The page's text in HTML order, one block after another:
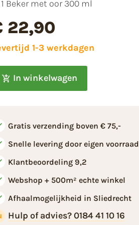
1 Beker met oor 300 ml
22,90
1-3 werkdagen
In winkelwagen
Gratis verzending boven € 75,-
Snelle levering door eigen voorraad
Klantbeoordeling 9,2
Webshop + 500m² echte winkel
Afhaalmogelijkheid in Sliedrecht
Hulp of advies? 0184 41 10 16